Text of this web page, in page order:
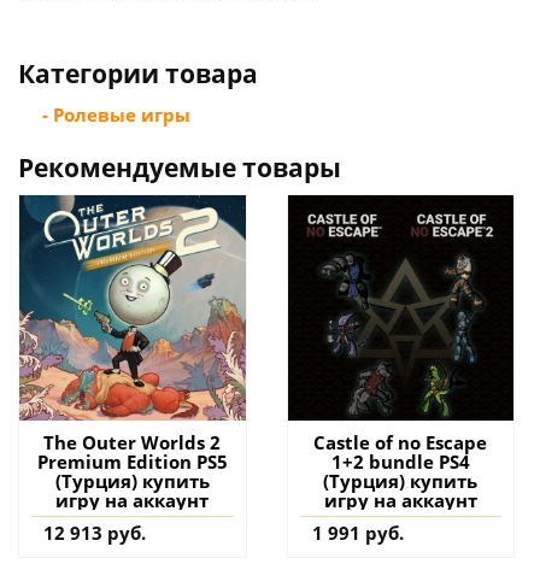
Категории товара
- Ролевые игры
Рекомендуемые товары
The Outer Worlds 2
Premium Edition PS5
(Турция) купить
игру на аккаунт
12 913 руб.
Castle of no Escape
1+2 bundle PS4
(Турция) купить
игру на аккаунт
1 991 руб.